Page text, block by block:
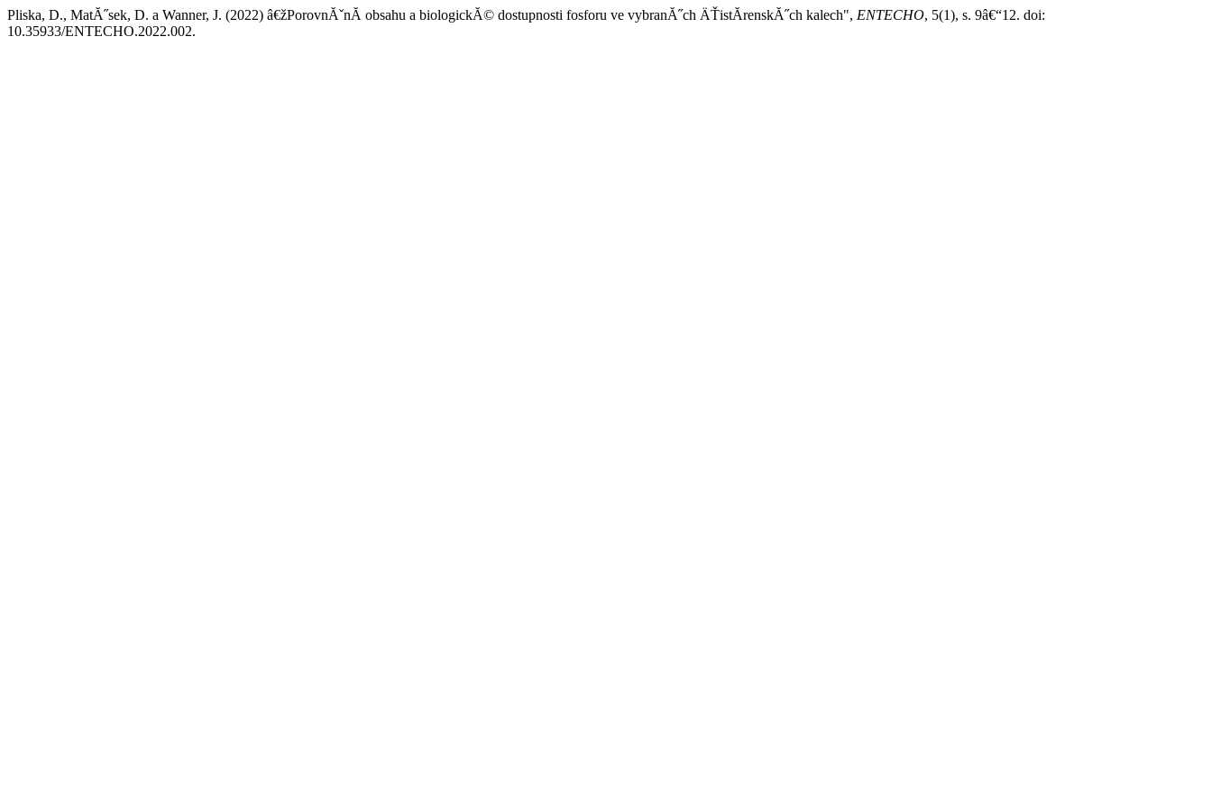
Pliska, D., MatĂ˝sek, D. a Wanner, J. (2022) â€žPorovnĂˇnĂ­ obsahu a biologickĂ© dostupnosti fosforu ve vybranĂ˝ch ÄŤistĂ­renskĂ˝ch kalech", ENTECHO, 5(1), s. 9â€“12. doi:
10.35933/ENTECHO.2022.002.